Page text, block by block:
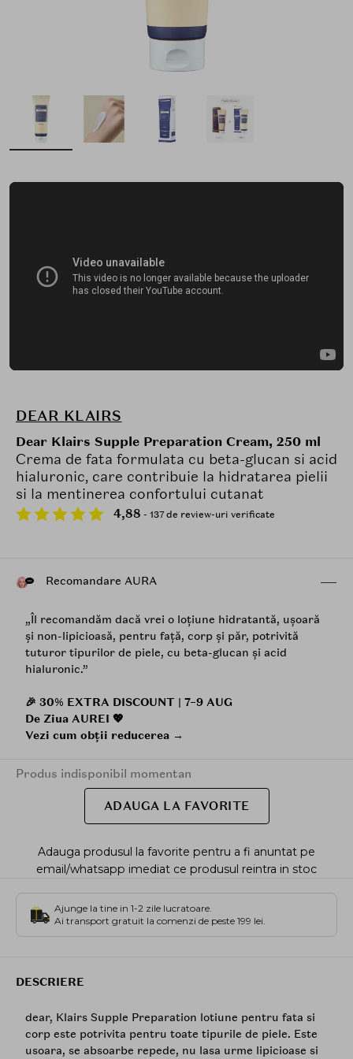
DEAR KLAIRS
Dear Klairs Supple Preparation Cream, 250 ml
Crema de fata formulata cu beta-glucan si acid
hialuronic, care contribuie la hidratarea pielii
si la mentinerea confortului cutanat
4,88 - 137 de review-uri verificate
Recomandare AURA
„Îl recomandăm dacă vrei o loțiune hidratantă, ușoară
și non-lipicioasă, pentru față, corp și păr, potrivită
tuturor tipurilor de piele, cu beta-glucan și acid
hialuronic.”
🎉 30% EXTRA DISCOUNT | 7–9 AUG
De Ziua AUREI 💖
Vezi cum obții reducerea →
Produs indisponibil momentan
ADAUGA LA FAVORITE
Adauga produsul la favorite pentru a fi anuntat pe
email/whatsapp imediat ce produsul reintra in stoc
Ajunge la tine in 1-2 zile lucratoare.
Ai transport gratuit la comenzi de peste 199 lei.
DESCRIERE
dear, Klairs Supple Preparation lotiune pentru fata si
corp este potrivita pentru toate tipurile de piele. Este
usoara, se absoarbe repede, nu lasa urme lipicioase si